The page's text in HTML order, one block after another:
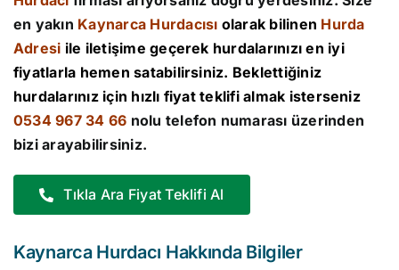
en yakın Kaynarca Hurdacısı olarak bilinen Hurda
Adresi ile iletişime geçerek hurdalarınızı en iyi
fiyatlarla hemen satabilirsiniz. Beklettiğiniz
hurdalarınız için hızlı fiyat teklifi almak isterseniz
0534 967 34 66 nolu telefon numarası üzerinden
bizi arayabilirsiniz.
Tıkla Ara Fiyat Teklifi Al
Kaynarca Hurdacı Hakkında Bilgiler